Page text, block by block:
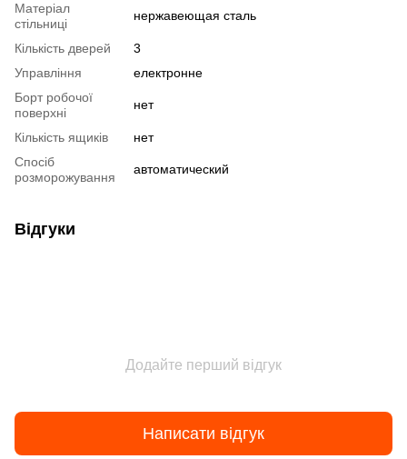
Матеріал
стільниці
нержавеющая сталь
Кількість дверей
3
Управління
електронне
Борт робочої
поверхні
нет
Кількість ящиків
нет
Спосіб
розморожування
автоматический
Відгуки
Додайте перший відгук
Написати відгук